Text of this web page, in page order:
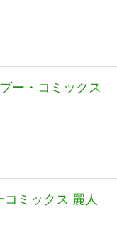
ー・コミックス
コミックス 麗人